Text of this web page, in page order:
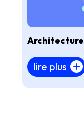
Architecture
lire plus